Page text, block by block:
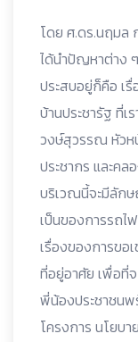
โดย ศ.ดร.นฤมล
ได้นำปัญหาต่าง
ประสบอยู่ก็คือ เ
บ้านประชารัฐ ที่เ
วงษ์สุวรรณ หัวห
ประชากร และค
บริเวณนี้จะมีลัก
เป็นของการรถไ
เรื่องของการขอ
ที่อยู่อาศัย เพื่อที่
พี่น้องประชาชนพ
โครงการ นโยบ